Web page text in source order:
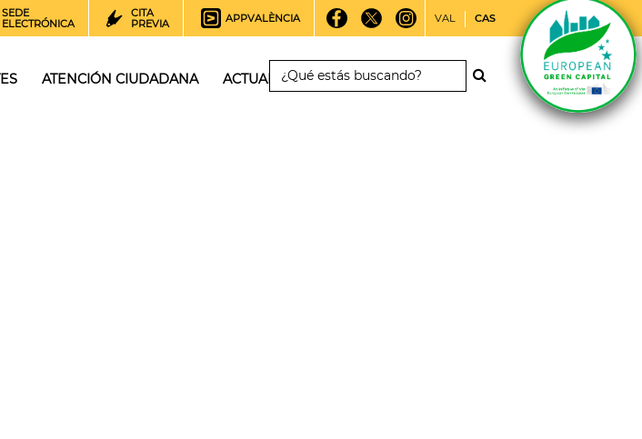
SEDE
ELECTRÓNICA
CITA
PREVIA
APPVALÈNCIA VAL CAS
ATENCIÓN CIUDADANA ACTUALIDAD